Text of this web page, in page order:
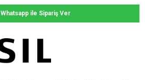
Whatsapp ile Sipariş Ver